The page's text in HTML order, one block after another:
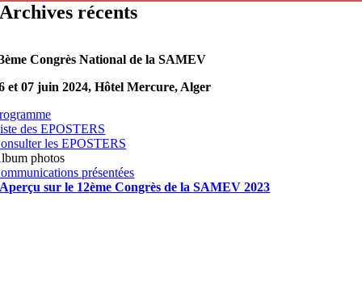
Archives récents
Congrès National de la SAMEV
et 07 juin 2024,Hôtel Mercure, Alger
des EPOSTERS
les EPOSTERS
photos
présentées
Aperçu sur le 12ème Congrès de la SAMEV 2023